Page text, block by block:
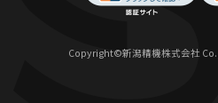
Copyright©新潟精機株式会社